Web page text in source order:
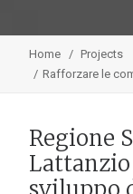
Home
Projects
Rafforzare le
Regione
Lattanzio